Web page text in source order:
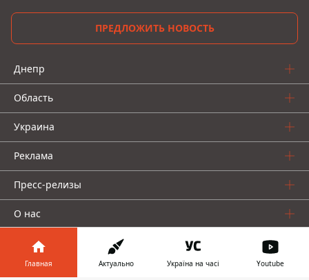
ПРЕДЛОЖИТЬ НОВОСТЬ
Днепр
Область
Украина
Реклама
Пресс-релизы
О нас
Главная Актуально Україна на часі Youtube